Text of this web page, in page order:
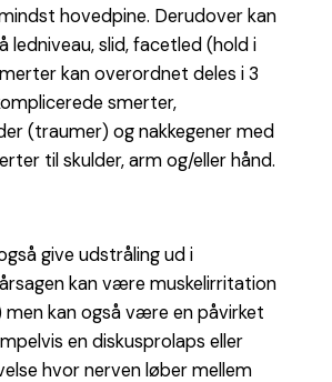
hovedpine. Derudover kan
ledniveau, slid, facetled (hold i
kan overordnet deles i 3
smerter,
(traumer) og nakkegener med
til skulder, arm og/eller hånd.
give udstråling ud i
kan være muskelirritation
kan også være en påvirket
en diskusprolaps eller
hvor nerven løber mellem